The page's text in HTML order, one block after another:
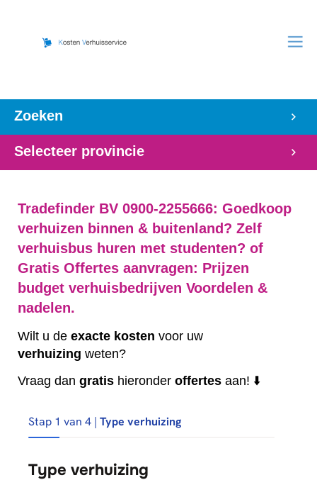
Zoeken
Selecteer provincie
Tradefinder BV 0900-2255666: Goedkoop
verhuizen binnen & buitenland? Zelf
verhuisbus huren met studenten? of
Gratis Offertes aanvragen: Prijzen
budget verhuisbedrijven Voordelen &
nadelen.
Wilt u de exacte kosten voor uw
verhuizing weten?
Vraag dan gratis hieronder offertes aan! ⬇️